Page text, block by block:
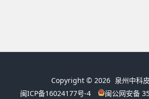
Copyright © 2026 泉州中科
闽ICP备16024177号-4
闽公网安备